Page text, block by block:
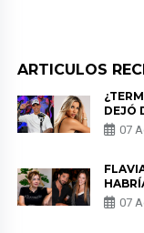
ARTICULOS
DEJÓ
DE
07
DE
07